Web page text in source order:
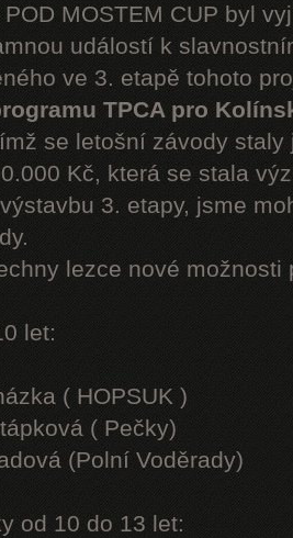
MOSTEM CUP byl
událostí k
ve 3. etapě tohoto
TPCA pro
se letošní závody
Kč, která se stala
3. etapy, jsme
lezce nové možnosti
let:
( HOPSUK )
( Pečky)
(Polní Voděrady)
od 10 do 13 let: